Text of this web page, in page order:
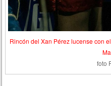
Rincón del Xan Pérez lucense con
foto